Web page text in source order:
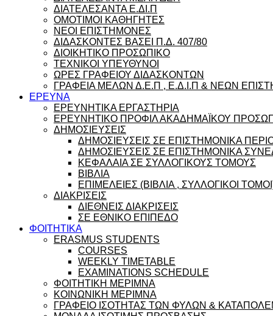
ΔΙΑΤΕΛΕΣΑΝΤΑ Ε.ΔΙ.Π
ΟΜΟΤΙΜΟΙ ΚΑΘΗΓΗΤΕΣ
ΝΕΟΙ ΕΠΙΣΤΗΜΟΝΕΣ
ΔΙΔΑΣΚΟΝΤΕΣ ΒΑΣΕΙ Π.Δ. 407/80
ΔΙΟΙΚΗΤΙΚΟ ΠΡΟΣΩΠΙΚΟ
ΤΕΧΝΙΚΟΙ ΥΠΕΥΘΥΝΟΙ
ΩΡΕΣ ΓΡΑΦΕΙΟΥ ΔΙΔΑΣΚΟΝΤΩΝ
ΓΡΑΦΕΙΑ ΜΕΛΩΝ Δ.Ε.Π , Ε.Δ.Ι.Π & ΝΕΩΝ
ΕΡΕΥΝΑ
ΕΡΕΥΝΗΤΙΚΑ ΕΡΓΑΣΤΗΡΙΑ
ΕΡΕΥΝΗΤΙΚΟ ΠΡΟΦΙΛ ΑΚΑΔΗΜΑΪΚΟΥ
ΔΗΜΟΣΙΕΥΣΕΙΣ
ΔΗΜΟΣΙΕΥΣΕΙΣ ΣΕ ΕΠΙΣΤΗΜΟΝΙΚΑ
ΔΗΜΟΣΙΕΥΣΕΙΣ ΣΕ ΕΠΙΣΤΗΜΟΝΙΚΑ
ΚΕΦΑΛΑΙΑ ΣΕ ΣΥΛΛΟΓΙΚΟΥΣ ΤΟΜΟΥΣ
ΒΙΒΛΙΑ
ΕΠΙΜΕΛΕΙΕΣ (ΒΙΒΛΙΑ , ΣΥΛΛΟΓΙΚΟΙ
ΔΙΑΚΡΙΣΕΙΣ
ΔΙΕΘΝΕΙΣ ΔΙΑΚΡΙΣΕΙΣ
ΣΕ ΕΘΝΙΚΟ ΕΠΙΠΕΔΟ
ΦΟΙΤΗΤΙΚΑ
ERASMUS STUDENTS
COURSES
WEEKLY TIMETABLE
EXAMINATIONS SCHEDULE
ΦΟΙΤΗΤΙΚΗ ΜΕΡΙΜΝΑ
ΚΟΙΝΩΝΙΚΗ ΜΕΡΙΜΝΑ
ΓΡΑΦΕΙΟ ΙΣΟΤΗΤΑΣ ΤΩΝ ΦΥΛΩΝ &